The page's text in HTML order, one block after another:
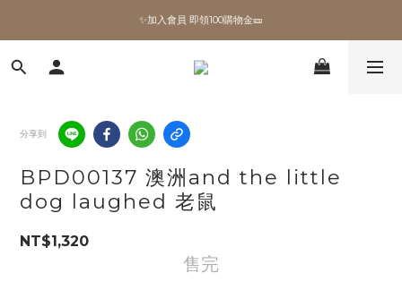
✨加入會員 即領100購物金🎫
✨加入會員 即領100購物金🎫
全館滿額現折🔥
✨加入會員 即領100購物金🎫
分享到
BPD00137 澳洲and the little
dog laughed 老鼠
NT$1,320
售完